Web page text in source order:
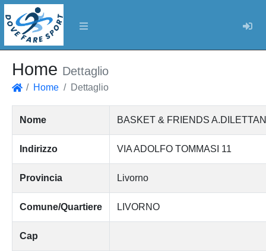
Home Dettaglio
Home Dettaglio
Nome BASKET & FRIENDS
Indirizzo VIA ADOLFO TOMMASI 11
Provincia Livorno
Comune/Quartiere LIVORNO
Cap